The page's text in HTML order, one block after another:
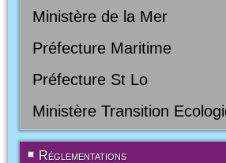
Ministère de la Mer
Préfecture Maritime
Préfecture St Lo
Ministère Transition
Réglementations